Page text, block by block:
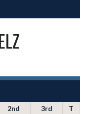
2nd 3rd
T